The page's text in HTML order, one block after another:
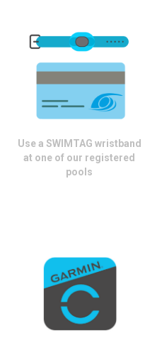
Use a SWIMTAG wristband
at one of our registered
pools